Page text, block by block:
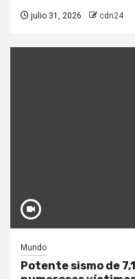
julio 31, 2026 cdn24
Mundo
Potente sismo de